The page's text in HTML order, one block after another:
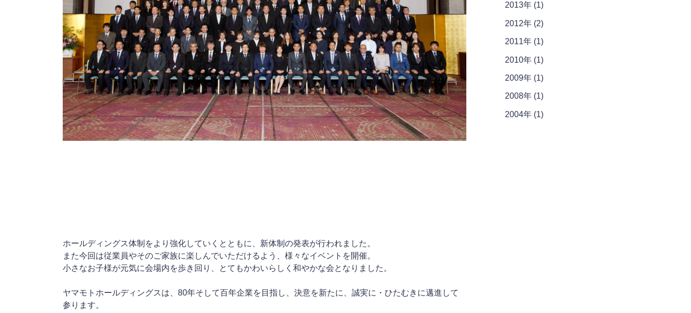
ホールディングス体制をより強化していくとともに、新体制の発表が行われました。
また今回は従業員やそのご家族に楽しんでいただけるよう、様々なイベントを開催。
小さなお子様が元気に会場内を歩き回り、とてもかわいらしく和やかな会となりました。
ヤマモトホールディングスは、80年そして百年企業を目指し、決意を新たに、誠実に・ひたむきに邁進して
参ります。
2013年 (1)
2012年 (2)
2011年 (1)
2010年 (1)
2009年 (1)
2008年 (1)
2004年 (1)